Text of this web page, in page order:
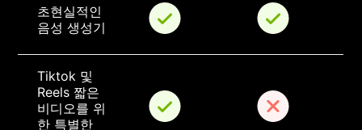
초현실적인
음성 생성기
Tiktok 및
Reels 짧은
비디오를 위
한 특별한